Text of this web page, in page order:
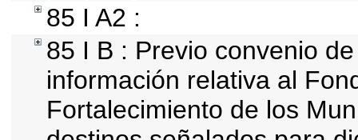
85 I A2 :
85 I B : Previo convenio
información relativa al
Fortalecimiento de los